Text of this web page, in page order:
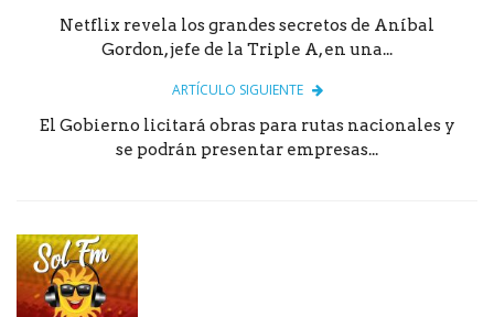
Netflix revela los grandes secretos de Aníbal
Gordon, jefe de la Triple A, en una...
ARTÍCULO SIGUIENTE
El Gobierno licitará obras para rutas nacionales y
se podrán presentar empresas...